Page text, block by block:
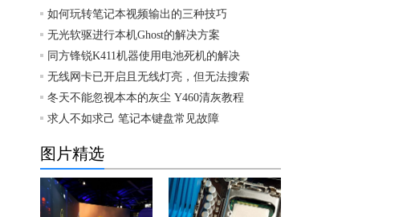
如何玩转笔记本视频输出的三种技巧
无光软驱进行本机Ghost的解决方案
同方锋锐K411机器使用电池死机的解决
无线网卡已开启且无线灯亮，但无法搜索
冬天不能忽视本本的灰尘 Y460清灰教程
求人不如求己 笔记本键盘常见故障
图片精选